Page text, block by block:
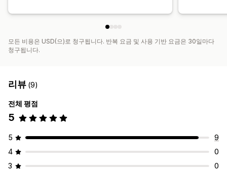
모든 비용은 USD(으)로 청구됩니다. 반복 요금 및 사용 기반 요금은 30일마다
청구됩니다.
리뷰 (9)
전체 평점
5
5
9
4
0
3
0